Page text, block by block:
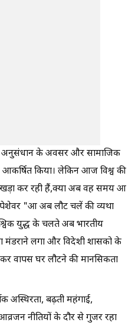
के अवसर और सामाजिक
किया। लेकिन आज विश्व की
खड़ा कर रही हैं,क्या अब वह समय आ
"आ अब लौट चलें की व्यथा
युद्ध के चलते अब भारतीय
मंडराने लगा और विदेशी शासको के
वापस घर लौटने की मानसिकता
अस्थिरता, बढ़ती महंगाई,
नीतियों के दौर से गुजर रहा